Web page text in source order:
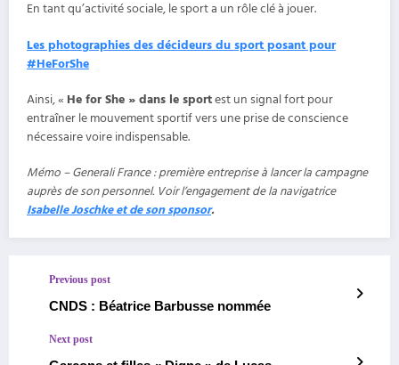
En tant qu’activité sociale, le sport a un rôle clé à jouer.
Les photographies des décideurs du sport posant pour
#HeForShe
Ainsi, « He for She » dans le sportest un signal fort pour
entraîner le mouvement sportif vers une prise de conscience
nécessaire voire indispensable.
Mémo – Generali France : première entreprise à lancer la campagne
auprès de son personnel. Voir l’engagement de la navigatrice
Isabelle Joschke et de son sponsor.
Previous post
CNDS : Béatrice Barbusse nommée
Next post